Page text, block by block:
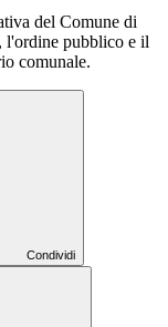
del Comune di
l'ordine pubblico e il
comunale.
Condividi